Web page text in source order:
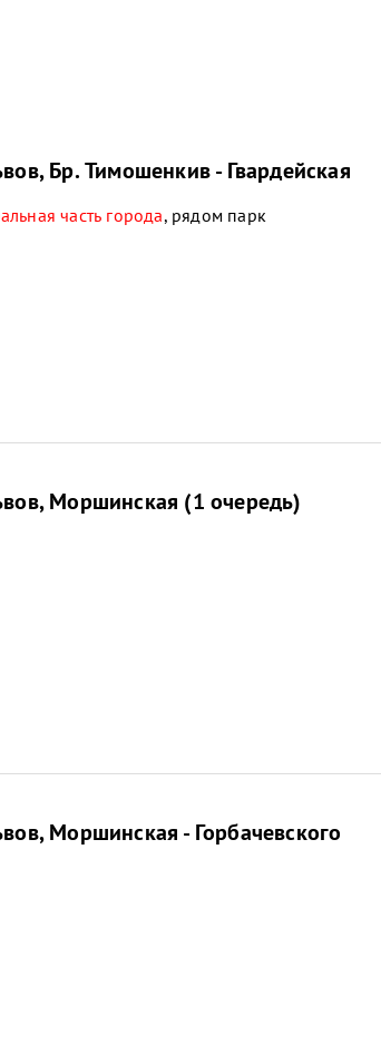
Бр. Тимошенкив - Гвардейская
часть города, рядом парк
Моршинская (1 очередь)
Моршинская - Горбачевского